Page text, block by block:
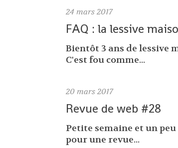
24 mars 2017
FAQ : la lessive
Bientôt 3 ans de lessive
C'est fou comme...
20 mars 2017
Revue de web #28
Petite semaine et un
pour une revue...